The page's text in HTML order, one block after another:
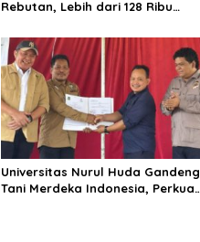
Rebutan, Lebih dari 128 Ribu
Universitas Nurul Huda Gandeng
Tani Merdeka Indonesia, Perkuat